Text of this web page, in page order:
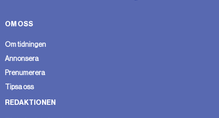
OM OSS
Om tidningen
Annonsera
Prenumerera
Tipsa oss
REDAKTIONEN